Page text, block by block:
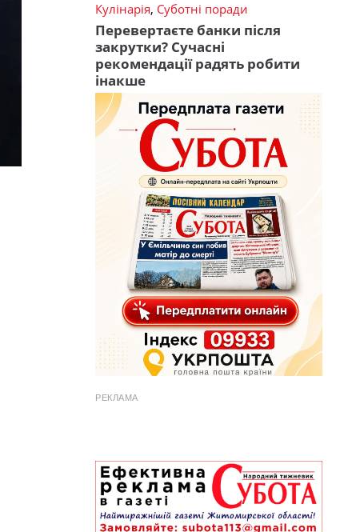
Кулінарія, Суботні поради
Перевертаєте банки після
закрутки? Сучасні
рекомендації радять робити
інакше
РЕКЛАМА